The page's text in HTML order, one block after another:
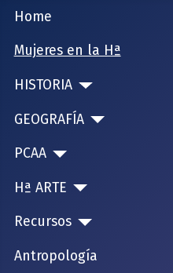
Home
Mujeres en la Hª
HISTORIA
GEOGRAFÍA
PCAA
Hª ARTE
Recursos
Antropología